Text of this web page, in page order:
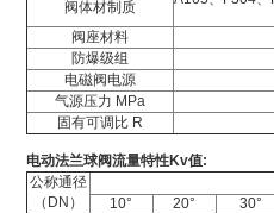
阀体材制质
阀座材料
防爆级组
电磁阀电源
气源压力 MPa
固有可调比 R
电动法兰球阀流量特性Kv值:
公称通径
（DN）
10° 20°
30°